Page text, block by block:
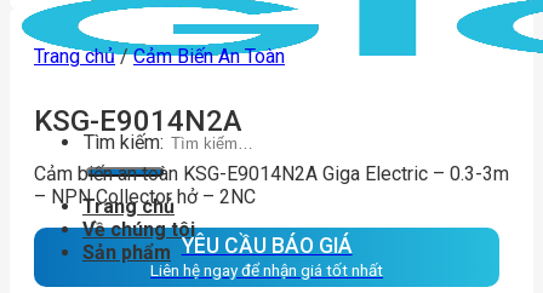
Tìm kiếm:
Trang chủ
Về chúng tôi
Sản phẩm
Trang chủ / Cảm Biến An Toàn
KSG-E9014N2A
Cảm biến an toàn KSG-E9014N2A Giga Electric – 0.3-3m
– NPN Collector hở – 2NC
YÊU CẦU BÁO GIÁ
Liên hệ ngay để nhận giá tốt nhất